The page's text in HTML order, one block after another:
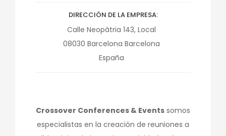
DIRECCIÓN DE LA EMPRESA
Calle Neopàtria 143, Local
08030 Barcelona Barcelona
España
Crossover Conferences & Events somos
especialistas en la creación de reuniones a